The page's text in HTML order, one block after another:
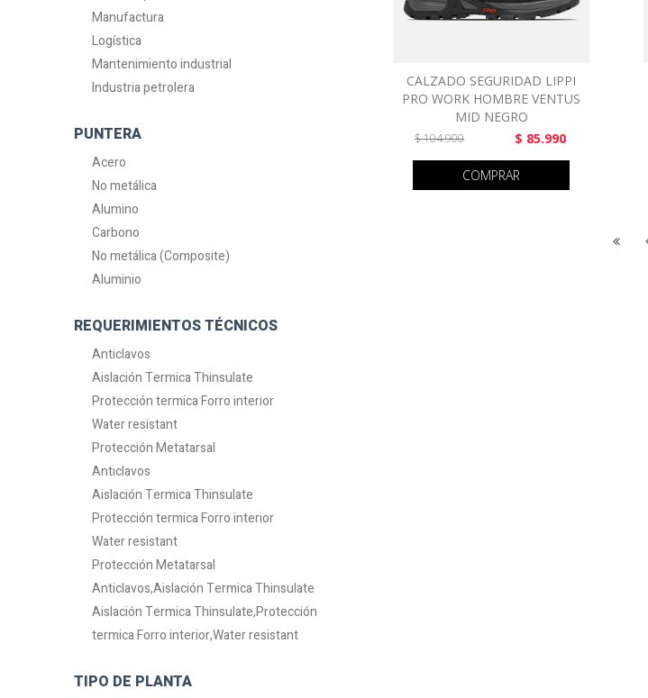
Manufactura
Logística
Mantenimiento industrial
Industria petrolera
PUNTERA
Acero
No metálica
Alumino
Carbono
No metálica (Composite)
Aluminio
REQUERIMIENTOS TÉCNICOS
Anticlavos
Aislación Termica Thinsulate
Protección termica Forro interior
Water resistant
Protección Metatarsal
Anticlavos
Aislación Termica Thinsulate
Protección termica Forro interior
Water resistant
Protección Metatarsal
Anticlavos,Aislación Termica Thinsulate
Aislación Termica Thinsulate,Protección
termica Forro interior,Water resistant
TIPO DE PLANTA
CALZADO SEGURIDAD LIPPI
PRO WORK HOMBRE VENTUS
MID NEGRO
$ 104.900 $ 85.990
COMPRAR